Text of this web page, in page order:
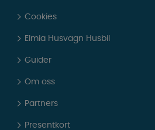
Cookies
Elmia Husvagn Husbil
Guider
Om oss
Partners
Presentkort